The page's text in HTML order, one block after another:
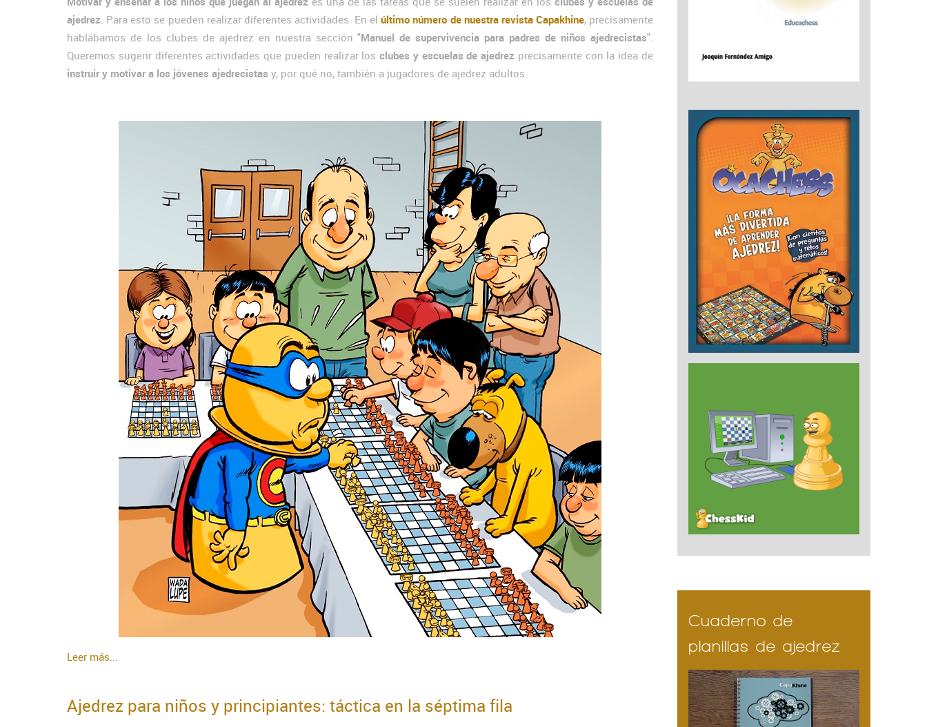
ajedrez . Para esto se pueden realizar diferentes actividades. En elúltimo número de nuestra revista Capakhine, precisamente
hablábamos de los clubes de ajedrez en nuestra sección "Manuel de supervivencia para padres de niños ajedrecistas".
Queremos sugerir diferentes actividades que pueden realizar losclubes y escuelas de ajedrez precisamente con la idea de
instruir y motivar a los jóvenes ajedrecistas y, por qué no, también a jugadores de ajedrez adultos.
Leer más...
Ajedrez para niños y principiantes: táctica en la séptima fila
Cuaderno de
planillas de ajedrez